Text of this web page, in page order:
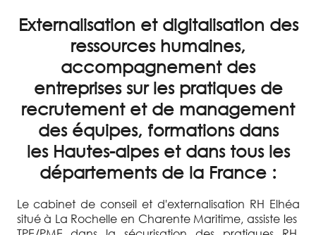
Externalisation et digitalisation des
ressources humaines,
accompagnement des
entreprises sur les pratiques de
recrutement et de management
des équipes, formations dans
les Hautes-alpes et dans tous les
départements de la France :
Le cabinet de conseil et d'externalisation RH Elhéa
situé à La Rochelle en Charente Maritime, assiste les